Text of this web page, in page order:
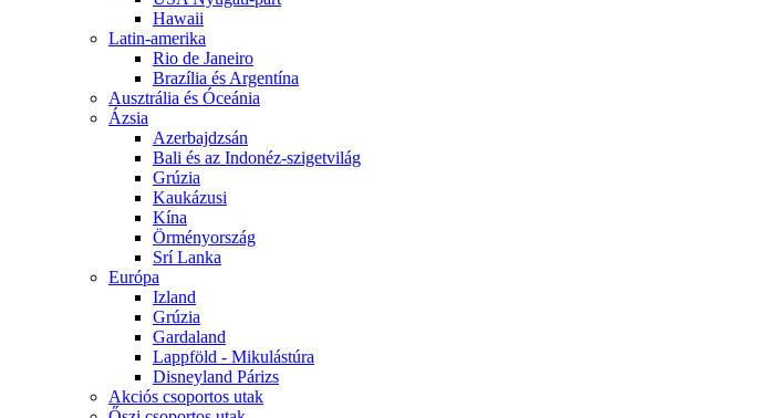
Hawaii
Latin-amerika
Rio de Janeiro
Brazília és Argentína
Ausztrália és Óceánia
Ázsia
Azerbajdzsán
Bali és az Indonéz-szigetvilág
Grúzia
Kaukázusi
Kína
Örményország
Srí Lanka
Európa
Izland
Grúzia
Gardaland
Lappföld - Mikulástúra
Disneyland Párizs
Akciós csoportos utak